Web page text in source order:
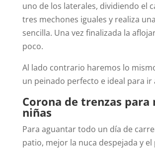
uno de los laterales, dividiendo el
tres mechones iguales y realiza
sencilla. Una vez finalizada la
poco.
Al lado contrario haremos lo
un peinado perfecto e ideal para ir
Corona de trenzas para
niñas
Para aguantar todo un día de
patio, mejor la nuca despejada y el